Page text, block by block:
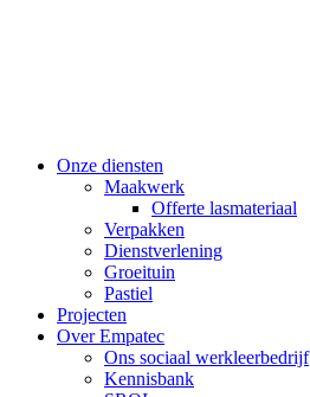
Onze diensten
Maakwerk
Offerte lasmateriaal
Verpakken
Dienstverlening
Groeituin
Pastiel
Projecten
Over Empatec
Ons sociaal werkleerbedrijf
Kennisbank